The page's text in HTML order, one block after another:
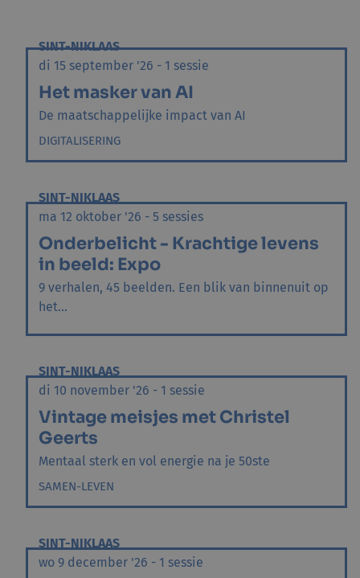
SINT-NIKLAAS
di 15 september '26 - 1 sessie
Het masker van AI
De maatschappelijke impact van AI
DIGITALISERING
SINT-NIKLAAS
ma 12 oktober '26 - 5 sessies
Onderbelicht - Krachtige levens
in beeld: Expo
9 verhalen, 45 beelden. Een blik van binnenuit op
het...
SINT-NIKLAAS
di 10 november '26 - 1 sessie
Vintage meisjes met Christel
Geerts
Mentaal sterk en vol energie na je 50ste
SAMEN-LEVEN
SINT-NIKLAAS
wo 9 december '26 - 1 sessie